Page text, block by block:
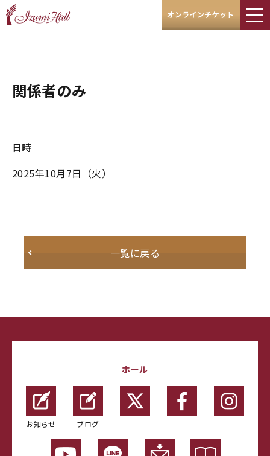
オンラインチケット
関係者のみ
日時
2025年10月7日 （火）
一覧に戻る
ホール
お知らせ ブログ